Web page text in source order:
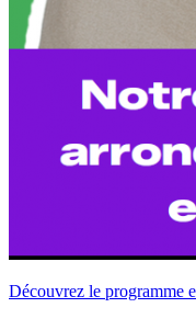
Découvrez le programme